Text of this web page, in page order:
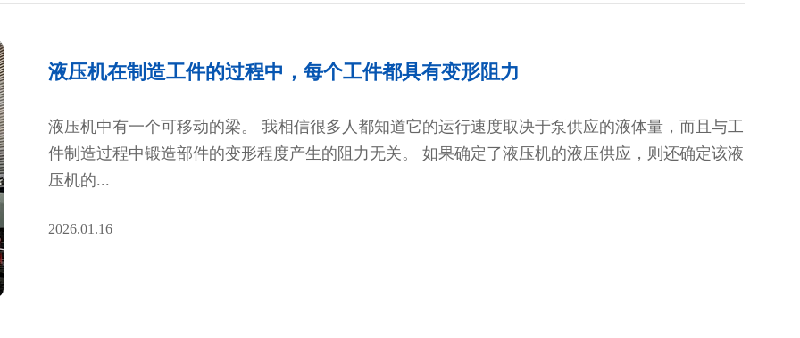
液压机在制造工件的过程中，每个工件都具有变形阻力
液压机中有一个可移动的梁。 我相信很多人都知道它的运行速度取决于泵供应的液体量，而且与工
件制造过程中锻造部件的变形程度产生的阻力无关。 如果确定了液压机的液压供应，则还确定该液
压机的...
2026.01.16